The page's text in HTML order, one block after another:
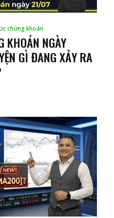
chứng khoán
KHOÁN NGÀY
GÌ ĐANG XẢY RA